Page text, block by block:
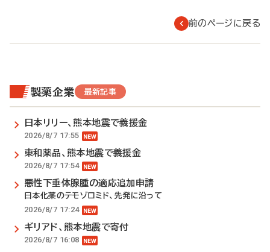
前のページに戻る
製薬企業 最新記事
日本リリー、熊本地震で義援金
2026/8/7 17:55
東和薬品、熊本地震で義援金
2026/8/7 17:54
悪性下垂体腺腫の適応追加申請
日本化薬のテモゾロミド、先発に沿って
2026/8/7 17:24
ギリアド、熊本地震で寄付
2026/8/7 16:08